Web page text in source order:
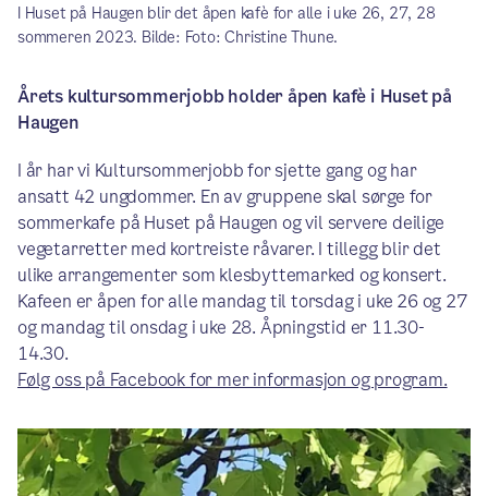
I Huset på Haugen blir det åpen kafè for alle i uke 26, 27, 28
sommeren 2023. Bilde: Foto: Christine Thune.
Årets kultursommerjobb holder åpen kafè i Huset på
Haugen
I år har vi Kultursommerjobb for sjette gang og har
ansatt 42 ungdommer. En av gruppene skal sørge for
sommerkafe på Huset på Haugen og vil servere deilige
vegetarretter med kortreiste råvarer. I tillegg blir det
ulike arrangementer som klesbyttemarked og konsert.
Kafeen er åpen for alle mandag til torsdag i uke 26 og 27
og mandag til onsdag i uke 28. Åpningstid er 11.30-
14.30.
Følg oss på Facebook for mer informasjon og program.